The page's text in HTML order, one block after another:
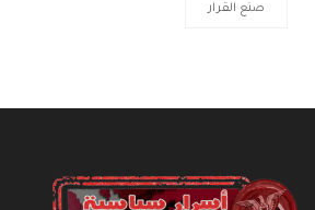
صنع القرار